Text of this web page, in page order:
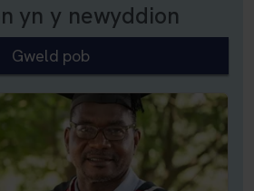
yn y newyddion
Gweld pob